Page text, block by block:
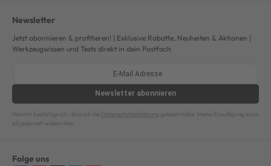
Newsletter
Jetzt abonnieren & profitieren! | Exklusive Rabatte, Neuheiten & Aktionen |
Werkzeugwissen und Tests direkt in dein Postfach
Newsletter abonnieren
Hiermit bestätige ich, dass ich die Datenschutzerklärung gelesen habe. Meine Einwilligung kann
ich jederzeit widerrufen.
Folge uns